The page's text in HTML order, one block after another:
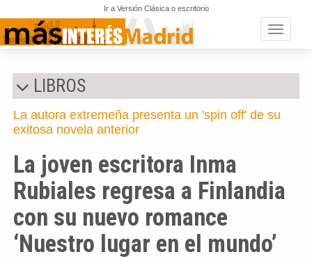
Ir a Versión Clásica o escritorio
Toggle
LIBROS
La autora extremeña presenta un 'spin off' de su
exitosa novela anterior
La joven escritora Inma
Rubiales regresa a Finlandia
con su nuevo romance
‘Nuestro lugar en el mundo’